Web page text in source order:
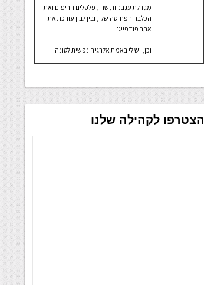
מגדלת עגבניות שרי, פלפלים חריפים ואת
הכלבה הפחוסה שלי, ובין לבין עורכת את
אתר פודפייג'.
וכן, יש לי באמת אלרגיה נפשית לטונה.
הצטרפו לקהילה שלנו